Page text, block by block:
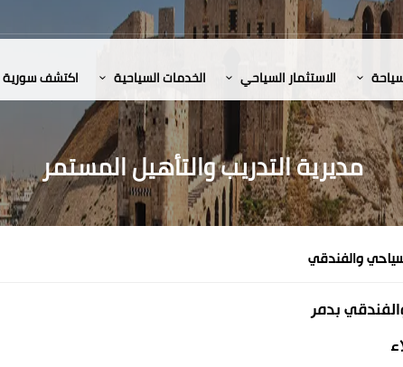
الاستثمار السياحي الخدمات السياحية اكتشف سورية
مديرية التدريب والتأهيل المستمر
والفندقي
بدمر